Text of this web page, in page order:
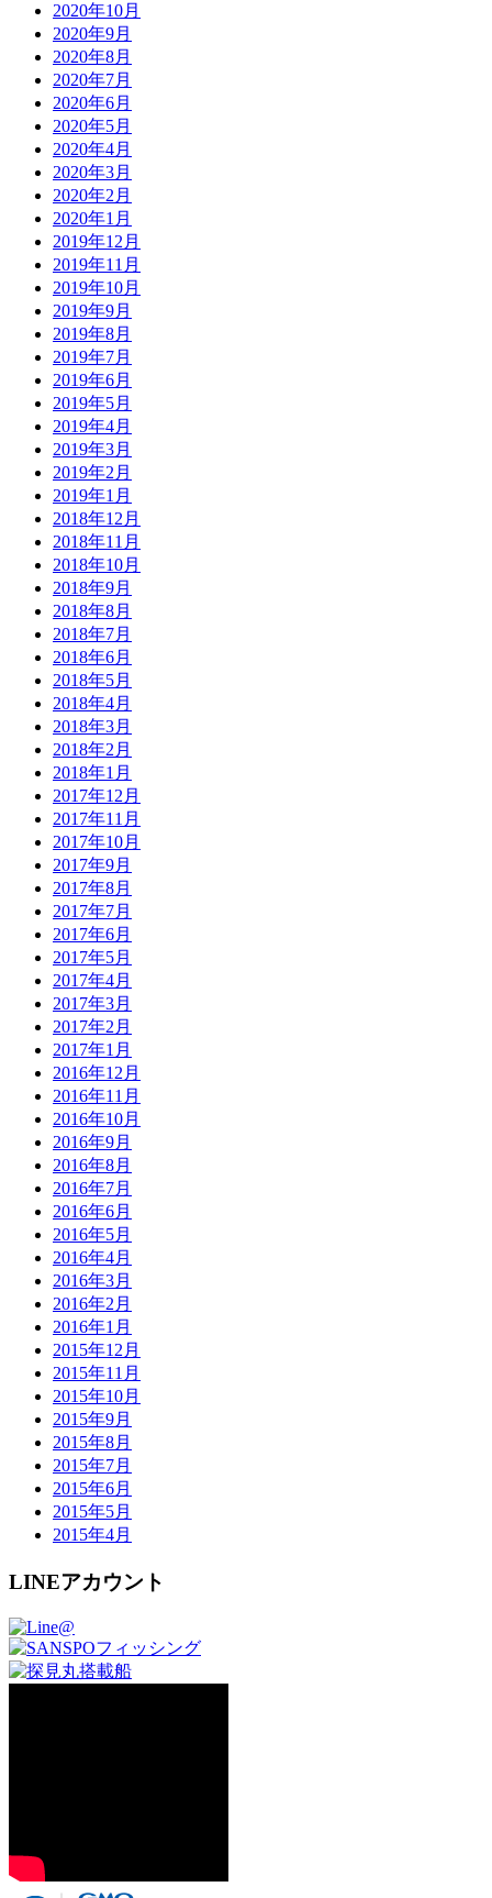
2020年10月
2020年9月
2020年8月
2020年7月
2020年6月
2020年5月
2020年4月
2020年3月
2020年2月
2020年1月
2019年12月
2019年11月
2019年10月
2019年9月
2019年8月
2019年7月
2019年6月
2019年5月
2019年4月
2019年3月
2019年2月
2019年1月
2018年12月
2018年11月
2018年10月
2018年9月
2018年8月
2018年7月
2018年6月
2018年5月
2018年4月
2018年3月
2018年2月
2018年1月
2017年12月
2017年11月
2017年10月
2017年9月
2017年8月
2017年7月
2017年6月
2017年5月
2017年4月
2017年3月
2017年2月
2017年1月
2016年12月
2016年11月
2016年10月
2016年9月
2016年8月
2016年7月
2016年6月
2016年5月
2016年4月
2016年3月
2016年2月
2016年1月
2015年12月
2015年11月
2015年10月
2015年9月
2015年8月
2015年7月
2015年6月
2015年5月
2015年4月
LINEアカウント